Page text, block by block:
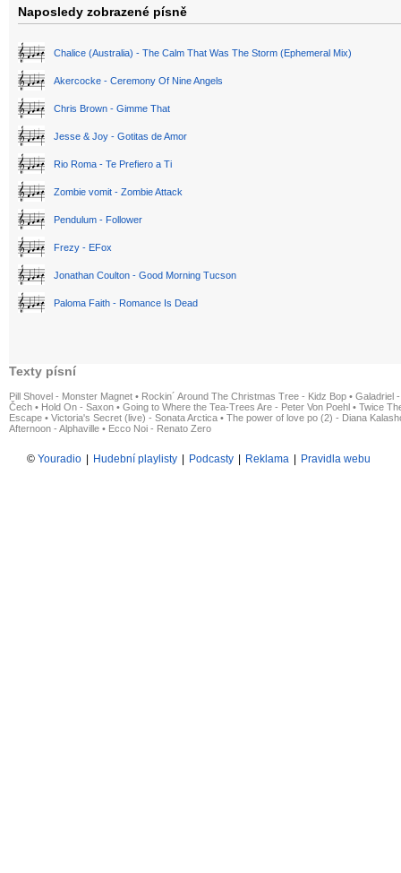
Naposledy zobrazené písně
Chalice (Australia) - The Calm That Was The Storm (Ephemeral Mix)
Akercocke - Ceremony Of Nine Angels
Chris Brown - Gimme That
Jesse & Joy - Gotitas de Amor
Rio Roma - Te Prefiero a Ti
Zombie vomit - Zombie Attack
Pendulum - Follower
Frezy - EFox
Jonathan Coulton - Good Morning Tucson
Paloma Faith - Romance Is Dead
Texty písní
Pill Shovel - Monster Magnet • Rockin´ Around The Christmas Tree - Kidz Bop • Galadriel
Čech • Hold On - Saxon • Going to Where the Tea-Trees Are - Peter Von Poehl • Twice
Escape • Victoria's Secret (live) - Sonata Arctica • The power of love po (2) - Diana
Afternoon - Alphaville • Ecco Noi - Renato Zero
© Youradio Hudební playlisty Podcasty Reklama Pravidla webu